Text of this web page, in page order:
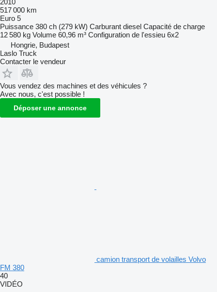
2010
517 000 km
Euro 5
Puissance 380 ch (279 kW) Carburant diesel Capacité de charge
12 580 kg Volume 60,96 m³ Configuration de l'essieu 6x2
Hongrie, Budapest
Laslo Truck
Contacter le vendeur
Vous vendez des machines et des véhicules ?
Avec nous, c'est possible !
Déposer une annonce
camion transport de volailles Volvo
FM 380
40
VIDÉO